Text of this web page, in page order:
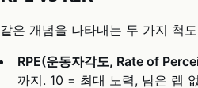
같은 개념을 나타내는 두 가지 척
RPE(운동자각도, Rate of
까지. 10 = 최대 노력, 남은 렙